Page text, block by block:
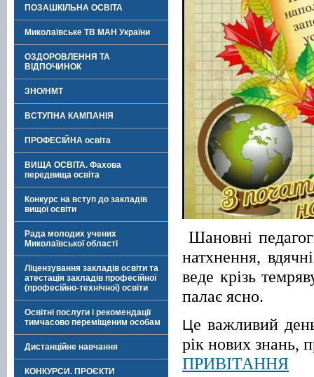
ПОЗАШКІЛЬНА ОСВІТА
Миколаївське ТВ МАН України
ОЗДОРОВЛЕННЯ ТА
ВІДПОЧИНОК
ЗНО/НМТ
ВСТУПНА КАМПАНІЯ
ПРОФЕСІЙНА освіта
ВИЩА ОСВІТА. Фахова
передвища освіта
Конкурс на вступ до закладів
вищої освіти
Рада молодих учених
Миколаївської області
Ліцензування закладів освіти та
атестація закладів професійної
(професійно-технічної) освіти
Освітні послуги і рекомендації
тимчасово переміщеним особам
Дистанційне навчання
КОНКУРСИ. ПРОЄКТИ
Шановні
натхнення,
веде крізь
палає ясно.
Це важливий
рік нових знань,
ПРИВІТАННЯ